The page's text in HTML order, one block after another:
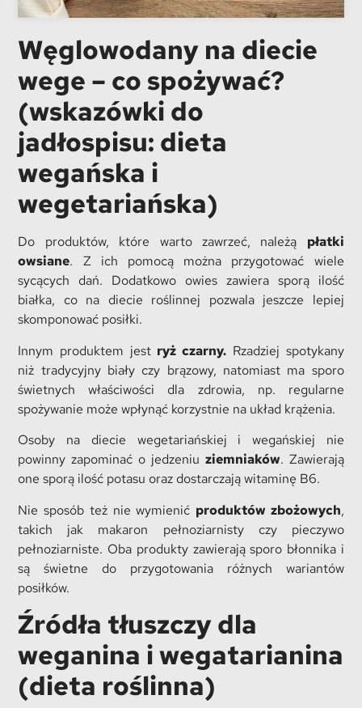
Węglowodany na diecie
wege – co spożywać?
(wskazówki do
jadłospisu: dieta
wegańska i
wegetariańska)
Do produktów, które warto zawrzeć, należą płatki
owsiane. Z ich pomocą można przygotować wiele
sycących dań. Dodatkowo owies zawiera sporą ilość
białka, co na diecie roślinnej pozwala jeszcze lepiej
skomponować posiłki.
Innym produktem jest ryż czarny.Rzadziej spotykany
niż tradycyjny biały czy brązowy, natomiast ma sporo
świetnych właściwości dla zdrowia, np. regularne
spożywanie może wpłynąć korzystnie na układ krążenia.
Osoby na diecie wegetariańskiej i wegańskiej nie
powinny zapominać o jedzeniu ziemniaków. Zawierają
one sporą ilość potasu oraz dostarczają witaminę B6.
Nie sposób też nie wymienić produktów zbożowych,
takich jak makaron pełnoziarnisty czy pieczywo
pełnoziarniste. Oba produkty zawierają sporo błonnika i
są świetne do przygotowania różnych wariantów
posiłków.
Źródła tłuszczy dla
weganina i wegatarianina
(dieta roślinna)